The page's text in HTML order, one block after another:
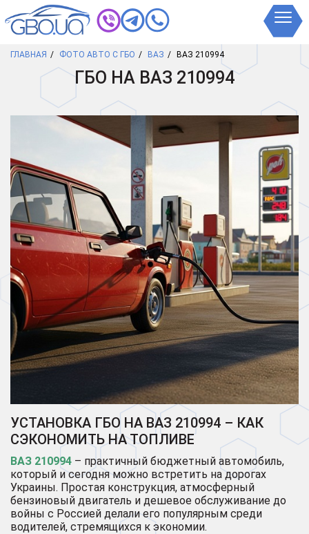
ГЛАВНАЯ ФОТО АВТО С ГБО ВАЗ ВАЗ 210994
ГБО НА ВАЗ 210994
УСТАНОВКА ГБО НА ВАЗ 210994 – КАК
СЭКОНОМИТЬ НА ТОПЛИВЕ
ВАЗ 210994 – практичный бюджетный автомобиль,
который и сегодня можно встретить на дорогах
Украины. Простая конструкция, атмосферный
бензиновый двигатель и дешевое обслуживание до
войны с Россией делали его популярным среди
водителей, стремящихся к экономии.